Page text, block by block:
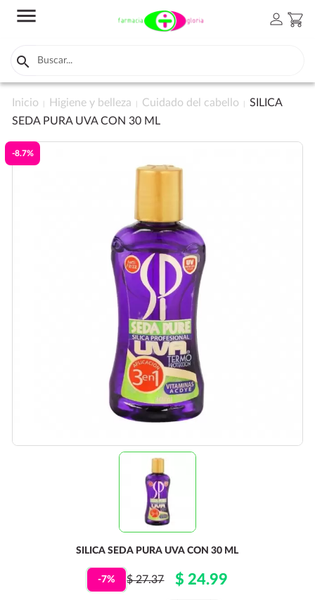
menu person shopping_cart

Inicio Higiene y belleza Cuidado del cabello
SILICA
SEDA PURA UVA CON 30 ML
-8.7%
SILICA SEDA PURA UVA CON 30 ML
-7% $ 27.37 $ 24.99